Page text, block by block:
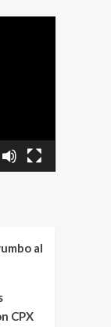
al
CPX